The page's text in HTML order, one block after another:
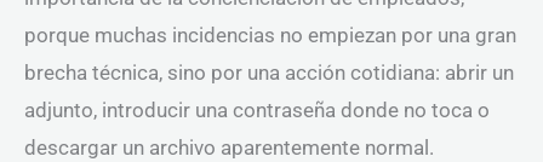
porque muchas incidencias no empiezan por una gran
brecha técnica, sino por una acción cotidiana: abrir un
adjunto, introducir una contraseña donde no toca o
descargar un archivo aparentemente normal.